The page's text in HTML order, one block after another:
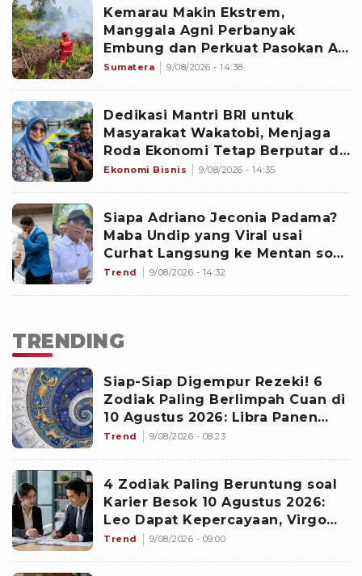
Kemarau Makin Ekstrem,
Manggala Agni Perbanyak
Embung dan Perkuat Pasokan Air
untuk Hadapi Karhutla
Sumatera 9/08/2026 - 14:38
Dedikasi Mantri BRI untuk
Masyarakat Wakatobi, Menjaga
Roda Ekonomi Tetap Berputar di
Surga Bahari
Ekonomi Bisnis 9/08/2026 - 14:35
Siapa Adriano Jeconia Padama?
Maba Undip yang Viral usai
Curhat Langsung ke Mentan soal
Harga Beras Mahal di Alor
Trend 9/08/2026 - 14:32
TRENDING
Siap-Siap Digempur Rezeki! 6
Zodiak Paling Berlimpah Cuan di
10 Agustus 2026: Libra Panen
Proyek Emas
Trend 9/08/2026 - 08:23
4 Zodiak Paling Beruntung soal
Karier Besok 10 Agustus 2026:
Leo Dapat Kepercayaan, Virgo
Makin Diperhitungkan
Trend 9/08/2026 - 09:00